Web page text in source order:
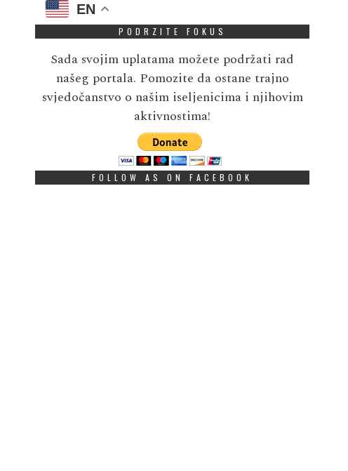
EN
PODRZITE FOKUS
Sada svojim uplatama možete podržati rad
našeg portala. Pomozite da ostane trajno
svjedočanstvo o našim iseljenicima i njihovim
aktivnostima!
FOLLOW AS ON FACEBOOK